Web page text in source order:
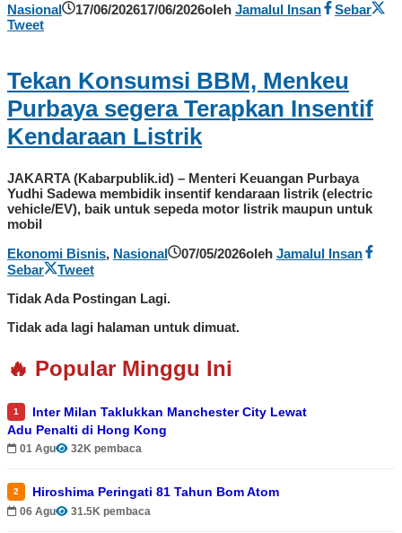
Nasional
17/06/202617/06/2026oleh Jamalul Insan
Sebar
Tweet
Tekan Konsumsi BBM, Menkeu
Purbaya segera Terapkan Insentif
Kendaraan Listrik
JAKARTA (Kabarpublik.id) – Menteri Keuangan Purbaya
Yudhi Sadewa membidik insentif kendaraan listrik (electric
vehicle/EV), baik untuk sepeda motor listrik maupun untuk
mobil
Ekonomi Bisnis, Nasional 07/05/2026oleh Jamalul Insan
Sebar
Tweet
Tidak Ada Postingan Lagi.
Tidak ada lagi halaman untuk dimuat.
🔥 Popular Minggu Ini
1
Inter Milan Taklukkan Manchester City Lewat
Adu Penalti di Hong Kong
01 Agu 32K pembaca
2 Hiroshima Peringati 81 Tahun Bom Atom
06 Agu 31.5K pembaca